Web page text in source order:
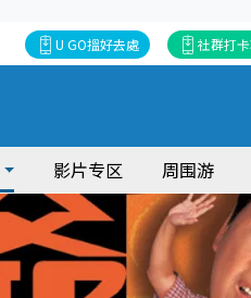
社群打
U GO搵好去處
影片专区 周围游